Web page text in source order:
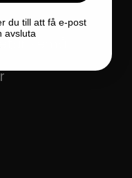
du till att få e-post
avsluta